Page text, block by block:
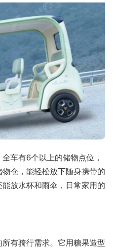
车有6个以上的储物点位，
仓，能轻松放下随身携带的
放水杯和雨伞，日常家用的
有骑行需求。它用糖果造型